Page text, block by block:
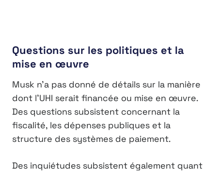
Questions sur les politiques et la
mise en œuvre
Musk n’a pas donné de détails sur la manière
dont l’UHI serait financée ou mise en œuvre.
Des questions subsistent concernant la
fiscalité, les dépenses publiques et la
structure des systèmes de paiement.
Des inquiétudes subsistent également quant